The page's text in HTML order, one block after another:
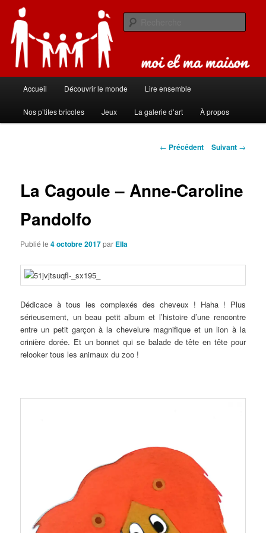
contenu
principalMoi et ma maison
Carnet de bord de famille
principal
Accueil Découvrir le monde Lire ensemble
Nos p’tites bricoles Jeux La galerie d’art À propos
Navigation
← Précédent Suivant →
La Cagoule – Anne-Caroline
Pandolfo
Publié le4 octobre 2017par Ella
Dédicace à tous les complexés des cheveux ! Haha ! Plus
sérieusement, un beau petit album et l’histoire d’une rencontre
entre un petit garçon à la chevelure magnifique et un lion à la
crinière dorée. Et un bonnet qui se balade de tête en tête pour
relooker tous les animaux du zoo !